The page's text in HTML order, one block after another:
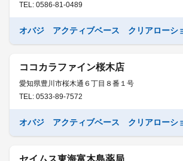
TEL: 0586-81-0489
オバジ アクティブベース クリアローシ
ココカラファイン桜木店
愛知県豊川市桜木通６丁目８番１号
TEL: 0533-89-7572
オバジ アクティブベース クリアローシ
セイムス東海富木島薬局